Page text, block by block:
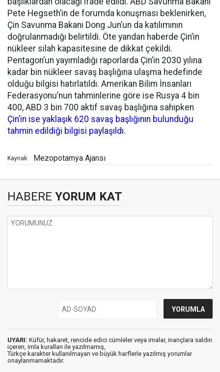
Pete Hegseth’in de forumda konuşması beklenirken,
Çin Savunma Bakanı Dong Jun’un da katılımının
doğrulanmadığı belirtildi. Öte yandan haberde Çin’in
nükleer silah kapasitesine de dikkat çekildi.
Pentagon’un yayımladığı raporlarda Çin’in 2030 yılına
kadar bin nükleer savaş başlığına ulaşma hedefinde
olduğu bilgisi hatırlatıldı. Amerikan Bilim İnsanları
Federasyonu’nun tahminlerine göre ise Rusya 4 bin
400, ABD 3 bin 700 aktif savaş başlığına sahipken
Çin’in ise yaklaşık 620 savaş baş lığının bulunduğu
tahmin edildiği bilgisi paylaşıldı.
Kaynak: Mezopotamya Ajansı
HABERE YORUM KAT
UYARI: Küfür, hakaret, rencide edici cümleler veya imalar, inançlara saldırı
içeren, imla kuralları ile yazılmamış,
Türkçe karakter kullanılmayan ve büyük harflerle yazılmış yorumlar
onaylanmamaktadır.